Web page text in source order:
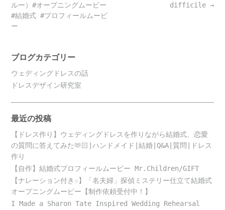
difficile →
ルー）#オープニングムービー
#結婚式 #プロフィールムービ
ー
ブログカテゴリー
ウェディングドレスの話
ドレスデザイン研究室
最近の投稿
【ドレス作り】ウェディングドレスを作りながら結婚式、恋愛
の質問に答えてみた🫶🏻|ハンドメイド|結婚|Q&A|質問|ドレス
作り
【自作】結婚式プロフィールムービー Mr.Children/GIFT
【ナレーション付き☆】「名夫婦」探偵ミステリー仕立て結婚式
オープニングムービー【制作依頼受付中！】
I Made a Sharon Tate Inspired Wedding Rehearsal